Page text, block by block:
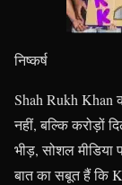
निष्कर्ष
Shah Rukh Khan
नहीं, बल्कि करोड़ों
भीड़, सोशल
बात का सबूत हैं कि